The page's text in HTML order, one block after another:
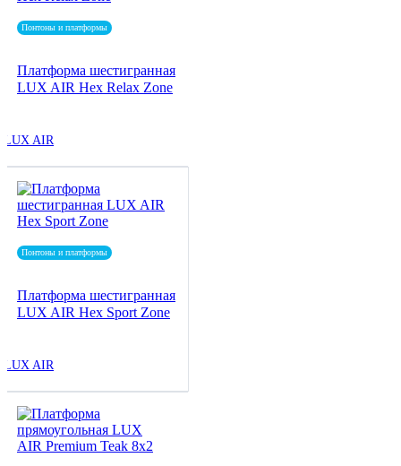
Понтоны и платформы
Платформа шестигранная
LUX AIR Hex Relax Zone
LUX AIR
Понтоны и платформы
Платформа шестигранная
LUX AIR Hex Sport Zone
LUX AIR